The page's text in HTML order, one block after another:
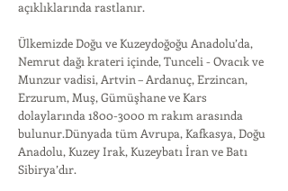
açıklıklarında rastlanır.
Ülkemizde Doğu ve Kuzeydoğoğu Anadolu’da,
Nemrut dağı krateri içinde, Tunceli - Ovacık ve
Munzur vadisi, Artvin – Ardanuç, Erzincan,
Erzurum, Muş, Gümüşhane ve Kars
dolaylarında 1800-3000 m rakım arasında
bulunur.Dünyada tüm Avrupa, Kafkasya, Doğu
Anadolu, Kuzey Irak, Kuzeybatı İran ve Batı
Sibirya’dır.